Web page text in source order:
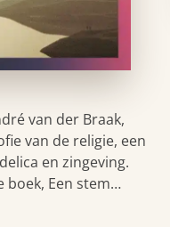
van der Braak,
van de religie, een
en zingeving.
boek, Een stem…